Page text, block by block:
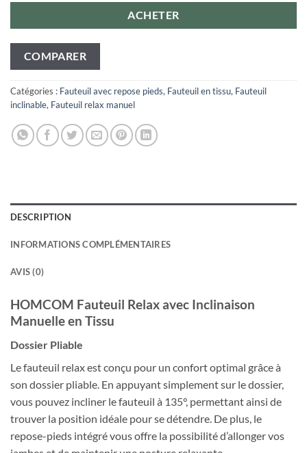
ACHETER
COMPARER
Catégories : Fauteuil avec repose pieds, Fauteuil en tissu, Fauteuil
inclinable, Fauteuil relax manuel
DESCRIPTION
INFORMATIONS COMPLÉMENTAIRES
AVIS (0)
HOMCOM Fauteuil Relax avec Inclinaison
Manuelle en Tissu
Dossier Pliable
Le fauteuil relax est conçu pour un confort optimal grâce à
son dossier pliable. En appuyant simplement sur le dossier,
vous pouvez incliner le fauteuil à 135°, permettant ainsi de
trouver la position idéale pour se détendre. De plus, le
repose-pieds intégré vous offre la possibilité d’allonger vos